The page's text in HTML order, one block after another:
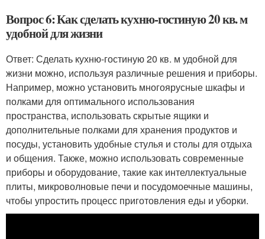
Вопрос 6: Как сделать кухню-гостиную 20 кв. м
удобной для жизни
Ответ: Сделать кухню-гостиную 20 кв. м удобной для
жизни можно, используя различные решения и приборы.
Например, можно установить многоярусные шкафы и
полками для оптимального использования
пространства, использовать скрытые ящики и
дополнительные полками для хранения продуктов и
посуды, установить удобные стулья и столы для отдыха
и общения. Также, можно использовать современные
приборы и оборудование, такие как интеллектуальные
плиты, микроволновые печи и посудомоечные машины,
чтобы упростить процесс приготовления еды и уборки.